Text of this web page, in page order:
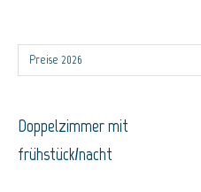
Doppelzimmer mit
frühstück/nacht